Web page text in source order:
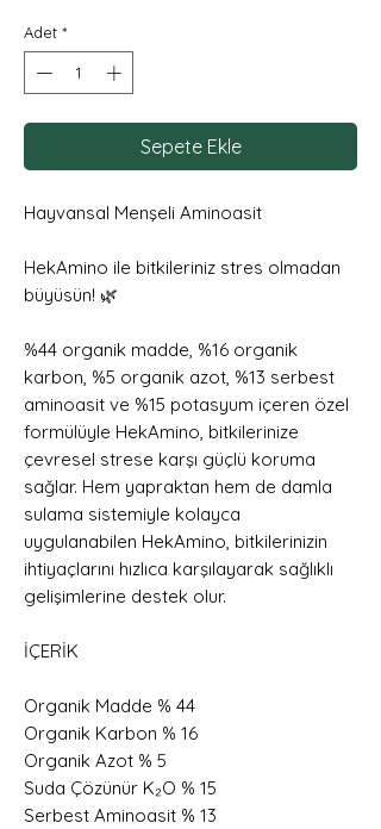
Adet *
Sepete Ekle
Hayvansal Menşeli Aminoasit
HekAmino ile bitkileriniz stres olmadan
büyüsün! 🌿
%44 organik madde, %16 organik
karbon, %5 organik azot, %13 serbest
aminoasit ve %15 potasyum içeren özel
formülüyle HekAmino, bitkilerinize
çevresel strese karşı güçlü koruma
sağlar. Hem yapraktan hem de damla
sulama sistemiyle kolayca
uygulanabilen HekAmino, bitkilerinizin
ihtiyaçlarını hızlıca karşılayarak sağlıklı
gelişimlerine destek olur.
İÇERİK
Organik Madde % 44
Organik Karbon % 16
Organik Azot % 5
Suda Çözünür K₂O % 15
Serbest Aminoasit % 13